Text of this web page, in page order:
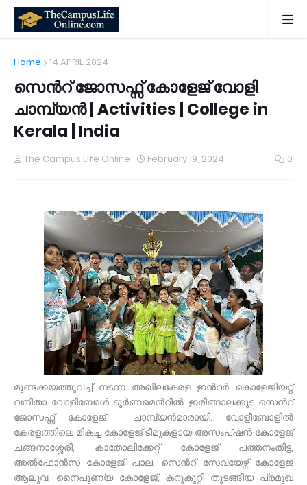
Home 14 APRIL 2024
സെന്‍റ് ജോസഫ്സ് കോളേജ് വോളി
ചാമ്പ്യൻ | Activities | College in
Kerala | India
The Campus Life Online February 19, 2024 0
മുണ്ടക്കയത്തുവച്ച് നടന്ന അഖിലകേരള ഇന്‍റര്‍ കൊളേജിയറ്റ്
വനിതാ വോളിബോള്‍ ടൂര്‍ണമെന്‍റില്‍ ഇരിങ്ങാലക്കുട സെന്‍റ്
ജോസഫ്സ് കോളേജ് ചാമ്പ്യന്‍മാരായി. വോളീബോളില്‍
കേരളത്തിലെ മികച്ച കോളേജ് ടീമുകളായ അസംപ്ഷന്‍ കോളേജ്
ചങ്ങനാശ്ശേരി, കാതോലിക്കേറ്റ് കോളേജ് പത്തനംതിട്ട,
അല്‍ഫോന്‍സ കോളേജ് പാല, സെന്‍റ് സേവ്യേഴ്സ് കോളേജ്
ആലുവ, നൈപുണ്യ കോളേജ്, കറുകുറ്റി തുടങ്ങിയ പ്രമുഖ